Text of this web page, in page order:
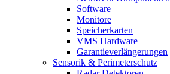
Software
Monitore
Speicherkarten
VMS Hardware
Garantieverlängerungen
Sensorik & Perimeterschutz